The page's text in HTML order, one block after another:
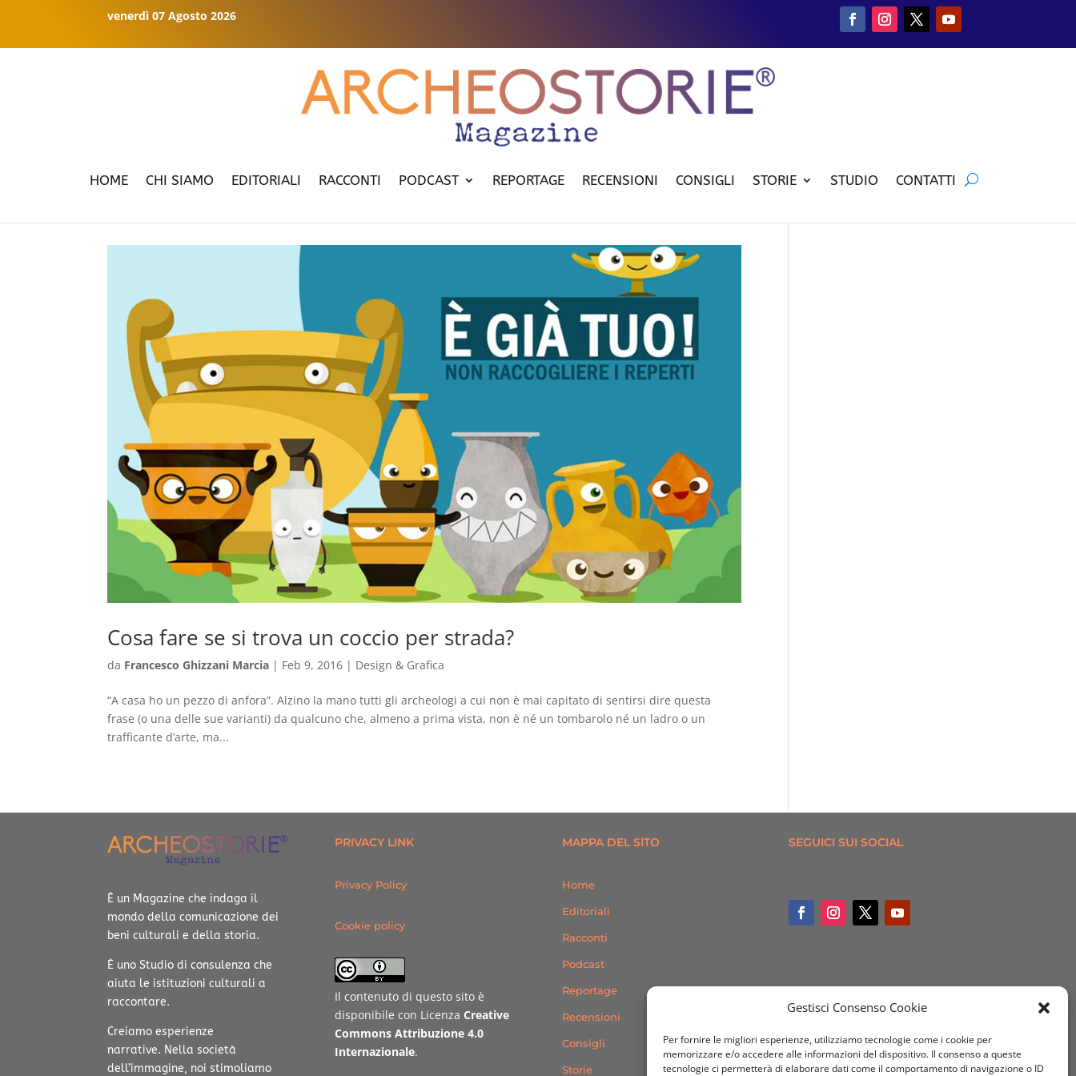
Gestisci Consenso Cookie
Per fornire le migliori esperienze, utilizziamo tecnologie come i cookie per
memorizzare e/o accedere alle informazioni del dispositivo. Il consenso a queste
tecnologie ci permetterà di elaborare dati come il comportamento di navigazione o ID
venerdì 07 Agosto 2026
HOME CHI SIAMO EDITORIALI RACCONTI PODCAST REPORTAGE RECENSIONI CONSIGLI STORIE STUDIO CONTATTI
Cosa fare se si trova un coccio per strada?
da Francesco Ghizzani Marcia | Feb 9, 2016 | Design & Grafica
“A casa ho un pezzo di anfora”. Alzino la mano tutti gli archeologi a cui non è mai capitato di sentirsi dire questa
frase (o una delle sue varianti) da qualcuno che, almeno a prima vista, non è né un tombarolo né un ladro o un
trafficante d’arte, ma...
È un Magazine che indaga il
mondo della comunicazione dei
beni culturali e della storia.
È uno Studio di consulenza che
aiuta le istituzioni culturali a
raccontare.
Creiamo esperienze
narrative. Nella società
dell’immagine, noi stimoliamo
PRIVACY LINK
Privacy Policy
Cookie policy
Il contenuto di questo sito è
disponibile con Licenza Creative
Commons Attribuzione 4.0
Internazionale.
MAPPA DEL SITO
Home
Editoriali
Racconti
Podcast
Reportage
Recensioni
Consigli
Storie
SEGUICI SUI SOCIAL